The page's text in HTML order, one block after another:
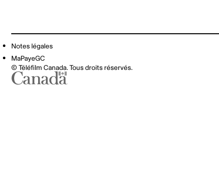
Notes légales
MaPayeGC
© Téléfilm Canada. Tous droits réservés.